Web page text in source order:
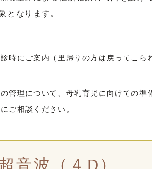
となります。
時にご案内（ 里帰りの方は戻ってこら
管理について、母乳育児に向けての準
ご相談ください。
音波（４D）